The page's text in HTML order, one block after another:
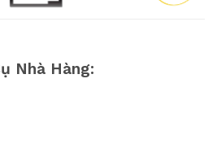
Nhà Hàng: